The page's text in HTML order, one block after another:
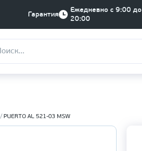
Гарантия
Ежедневно с 9:00 до
20:00
PUERTO AL 521-03 MSW